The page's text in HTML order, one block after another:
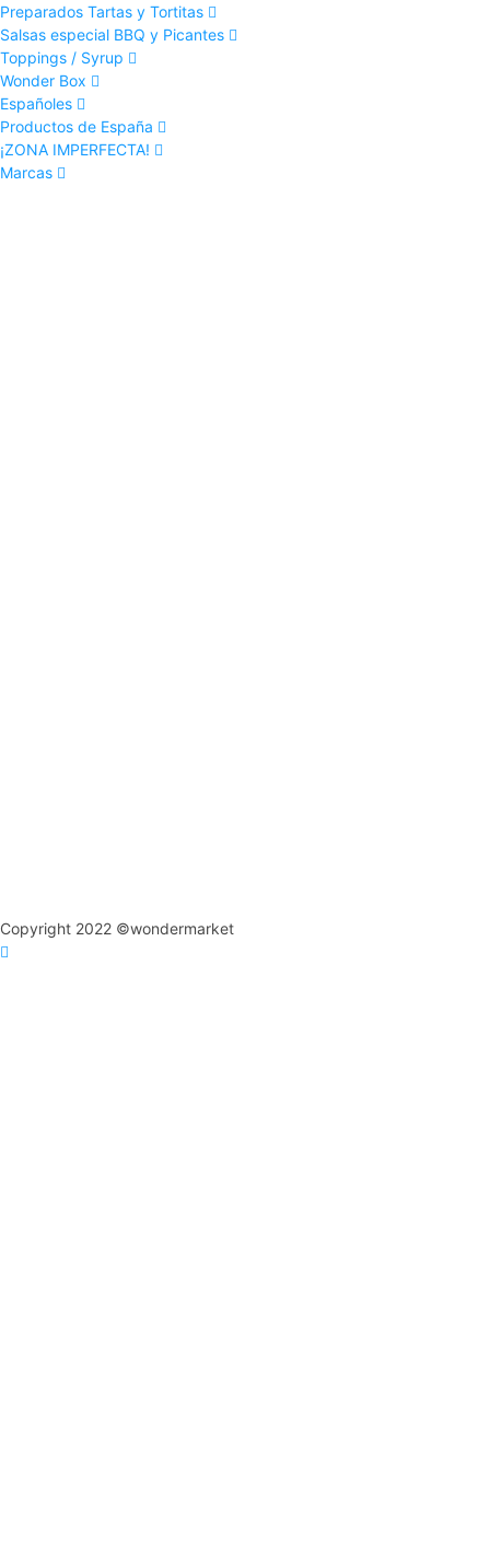
Preparados Tartas y Tortitas
Salsas especial BBQ y Picantes
Toppings / Syrup
Wonder Box
Españoles
Productos de España
¡ZONA IMPERFECTA!
Marcas
Copyright 2022 ©wondermarket